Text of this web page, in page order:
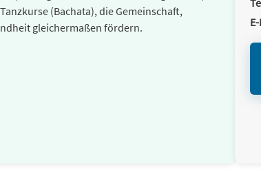
(Bachata), die Gemeinschaft,
gleichermaßen fördern.